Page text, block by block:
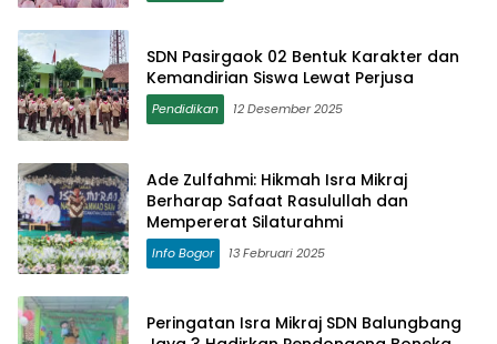
SDN Pasirgaok 02 Bentuk Karakter dan
Kemandirian Siswa Lewat Perjusa
Pendidikan 12 Desember 2025
Ade Zulfahmi: Hikmah Isra Mikraj
Berharap Safaat Rasulullah dan
Mempererat Silaturahmi
Info Bogor 13 Februari 2025
Peringatan Isra Mikraj SDN Balungbang